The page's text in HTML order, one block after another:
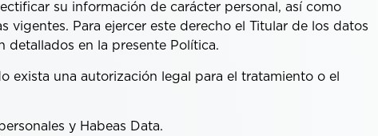
su información de carácter personal, así como
vigentes. Para ejercer este derecho el Titular de los datos
detallados en la presente Política.
una autorización legal para el tratamiento o el
y Habeas Data.